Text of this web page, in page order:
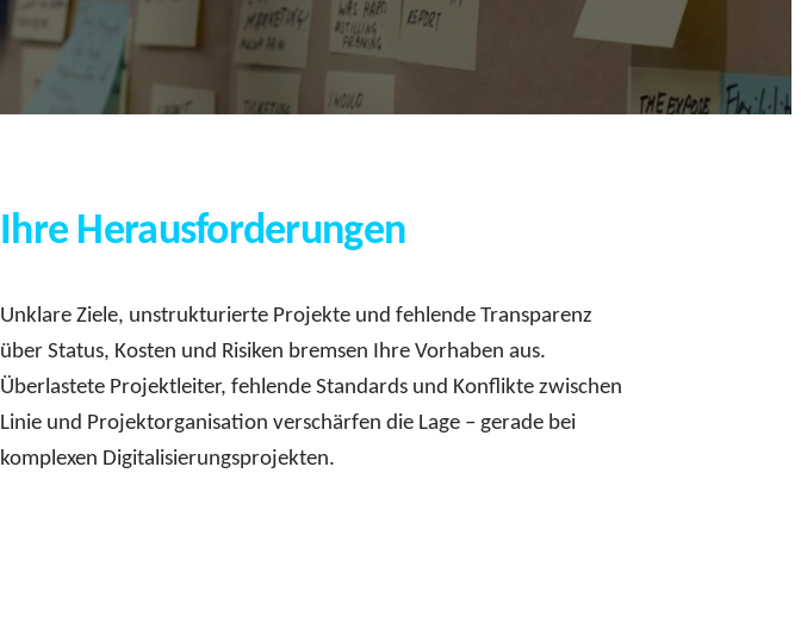
Ihre Herausforderungen
Unklare Ziele, unstrukturierte Projekte und fehlende Transparenz
über Status, Kosten und Risiken bremsen Ihre Vorhaben aus.
Überlastete Projektleiter, fehlende Standards und Konflikte zwischen
Linie und Projektorganisation verschärfen die Lage – gerade bei
komplexen Digitalisierungsprojekten.